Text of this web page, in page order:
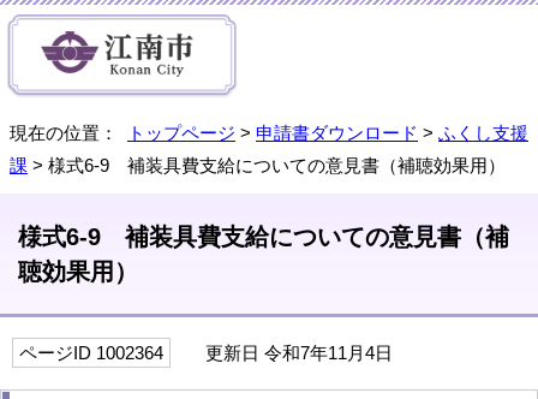
現在の位置： トップページ > 申請書ダウンロード > ふくし支援
課 > 様式6-9 補装具費支給についての意見書（補聴効果用）
様式6-9 補装具費支給についての意見書（補
聴効果用）
ページID 1002364 更新日 令和7年11月4日